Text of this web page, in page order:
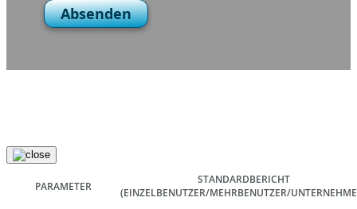
Absenden
PARAMETER
STANDARDBERICHT
(EINZELBENUTZER/MEHRBENUTZER/